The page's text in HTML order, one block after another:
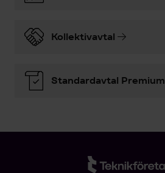
Kollektivavtal
Standardavtal Premium